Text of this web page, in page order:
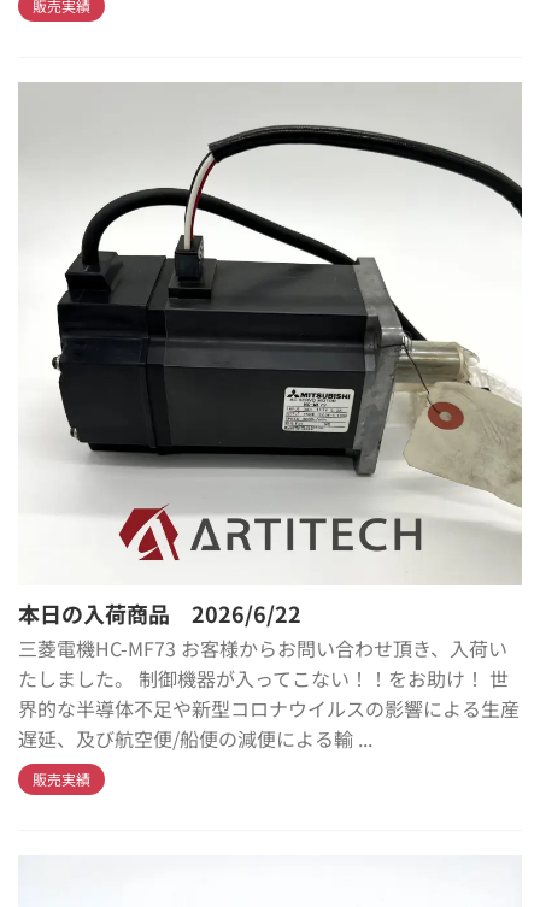
販売実績
本日の入荷商品 2026/6/22
三菱電機HC-MF73 お客様からお問い合わせ頂き、入荷い
たしました。 制御機器が入ってこない！！をお助け！ 世
界的な半導体不足や新型コロナウイルスの影響による生産
遅延、及び航空便/船便の減便による輸 ...
販売実績